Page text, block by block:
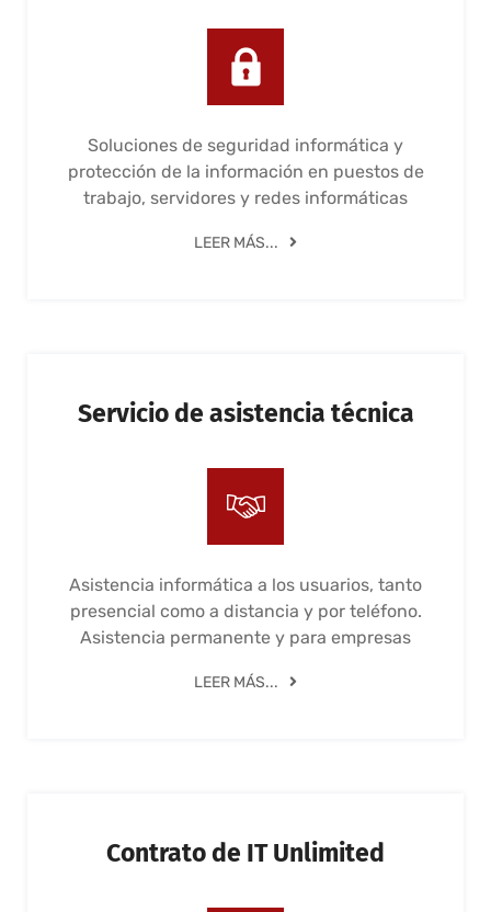
Soluciones de seguridad informática y
protección de la información en puestos de
trabajo, servidores y redes informáticas
LEER MÁS...
Servicio de asistencia técnica
Asistencia informática a los usuarios, tanto
presencial como a distancia y por teléfono.
Asistencia permanente y para empresas
LEER MÁS...
Contrato de IT Unlimited